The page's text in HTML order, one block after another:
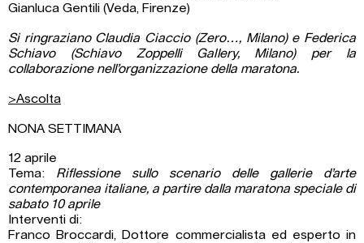
Gianluca Gentili (Veda, Firenze)
Si ringraziano Claudia Ciaccio (Zero…, Milano) e Federica
Schiavo (Schiavo Zoppelli Gallery, Milano) per la
collaborazione nell’organizzazione della maratona.
>Ascolta
NONA SETTIMANA
12 aprile
Tema: Riflessione sullo scenario delle gallerie d’arte
contemporanea italiane, a partire dalla maratona speciale di
sabato 10 aprile
Interventi di:
Franco Broccardi, Dottore commercialista ed esperto in